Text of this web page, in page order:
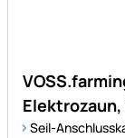
Seil-